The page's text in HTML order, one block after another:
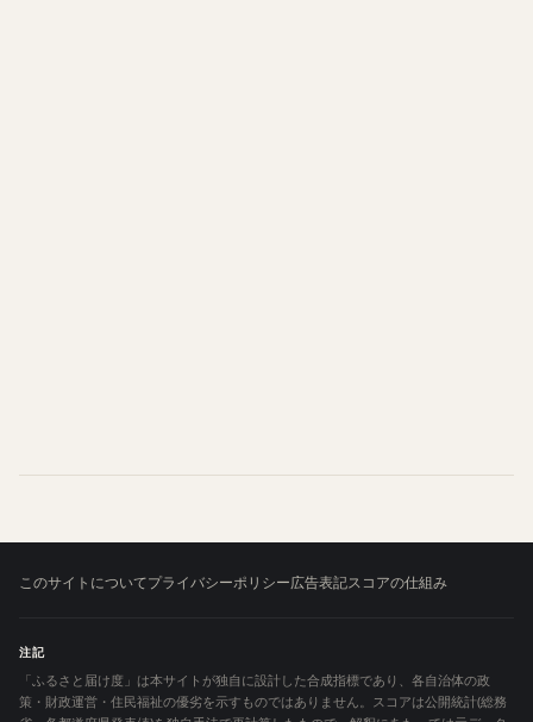
このサイトについてプライバシーポリシー広告表記スコアの仕組み
注記
「ふるさと届け度」は本サイトが独自に設計した合成指標であり、各自治体の政
策・財政運営・住民福祉の優劣を示すものではありません。スコアは公開統計(総務